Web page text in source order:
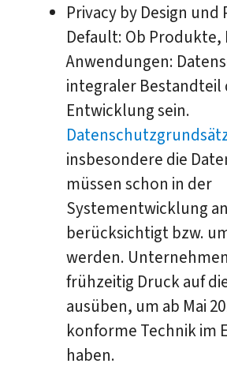
Privacy by Design und
Default: Ob Produkte,
Anwendungen:
integraler Bestandteil
Entwicklung sein.
insbesondere die
müssen schon in der
Systementwicklung
berücksichtigt bzw.
werden.
frühzeitig Druck auf
ausüben, um ab Mai
konforme Technik im
haben.